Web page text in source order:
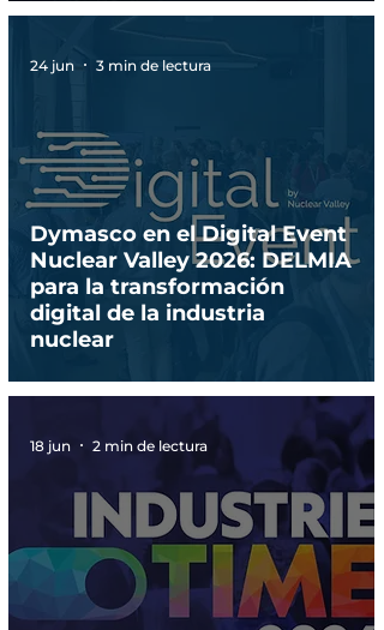
Dymasco en el Digital Event
Nuclear Valley 2026: DELMIA
para la transformación
digital de la industria
nuclear
24 jun 3 min de lectura
18 jun 2 min de lectura